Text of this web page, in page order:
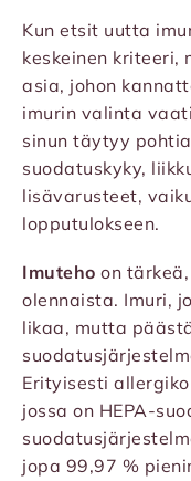
Kun etsit uutta
keskeinen kriteeri,
asia, johon
imurin valinta
sinun täytyy
suodatuskyky,
lisävarusteet,
lopputulokseen.
Imuteho on
olennaista. Imuri,
likaa, mutta
Erityisesti
jossa on HEPA-
jopa 99,97 %